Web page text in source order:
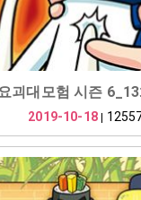
괴대모험 시즌
2019-10-18|